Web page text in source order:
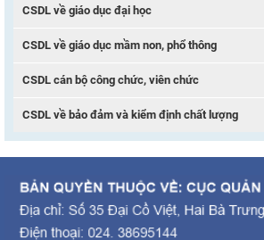
CSDL về giáo dục đại học
CSDL về giáo dục mầm non, phổ thông
CSDL cán bộ công chức, viên chức
CSDL về bảo đảm và kiểm định chất lượng